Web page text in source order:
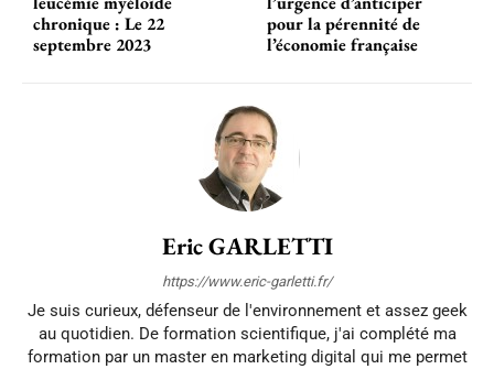
chronique : Le 22
septembre 2023
pour la pérennité de
l’économie française
Eric GARLETTI
https://www.eric-garletti.fr/
Je suis curieux, défenseur de l'environnement et assez geek
au quotidien. De formation scientifique, j'ai complété ma
formation par un master en marketing digital qui me permet